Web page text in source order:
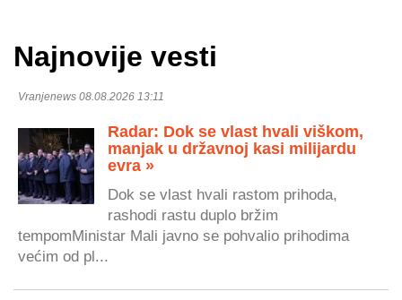
Najnovije vesti
Vranjenews 08.08.2026 13:11
Radar: Dok se vlast hvali viškom,
manjak u državnoj kasi milijardu
evra »
Dok se vlast hvali rastom prihoda,
rashodi rastu duplo bržim
tempomMinistar Mali javno se pohvalio prihodima
većim od pl...